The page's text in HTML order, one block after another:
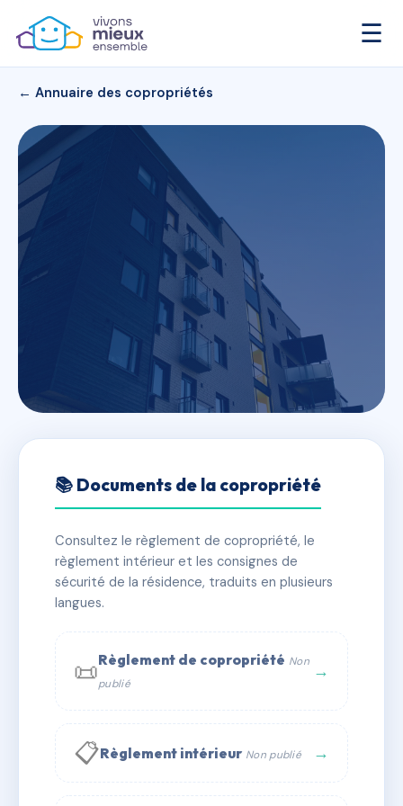
☰
← Annuaire des copropriétés
SDC PARIS 9 11 RUE DU
CARDINAL MERCIER
📍 11 r du cardinal mercier 75009 Paris
✓ Immatriculée 🏠 67 lots 🏗 3 bâtiment(s)
📞 Contacter Syndic Digital 💬 WhatsApp
✉ Email
📚 Documents de la copropriété
Consultez le règlement de copropriété, le
règlement intérieur et les consignes de
sécurité de la résidence, traduits en plusieurs
langues.
📜Règlement de copropriété Non
publié
→
📋Règlement intérieur Non publié →